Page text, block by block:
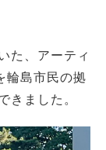
た、アーティ
輪島市民の拠
きました。